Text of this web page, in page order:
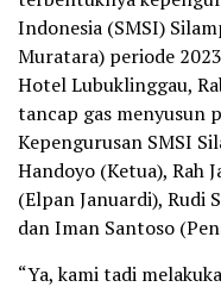
Indonesia (SMSI)
Muratara) periode
Hotel Lubuklinggau,
tancap gas menyusun
Kepengurusan SMSI
Handoyo (Ketua), Rah
(Elpan Januardi), Rudi
dan Iman Santoso
“Ya, kami tadi